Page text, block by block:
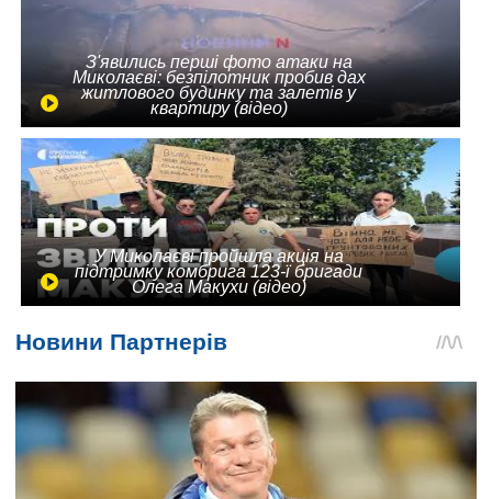
З'явились перші фото атаки на
Миколаєві: безпілотник пробив дах
житлового будинку та залетів у
квартиру (відео)
У Миколаєві пройшла акція на
підтримку комбрига 123-ї бригади
Олега Макухи (відео)